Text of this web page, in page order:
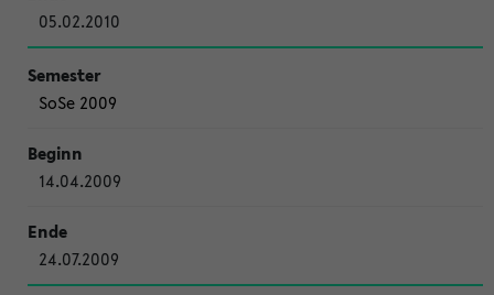
05.02.2010
SoSe 2009
14.04.2009
24.07.2009